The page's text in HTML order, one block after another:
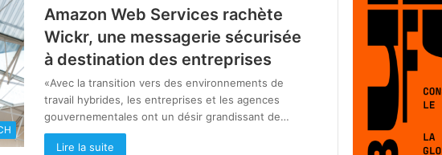
Amazon Web Services rachète
Wickr, une messagerie sécurisée
à destination des entreprises
«Avec la transition vers des environnements de
travail hybrides, les entreprises et les agences
gouvernementales ont un désir grandissant de…
Lire la suite